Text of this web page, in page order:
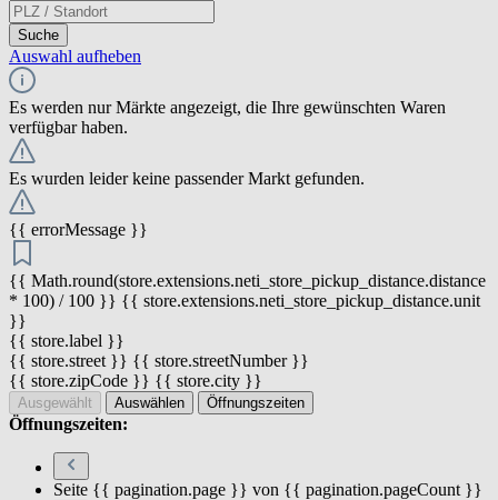
Suche
Auswahl aufheben
Es werden nur Märkte angezeigt, die Ihre gewünschten Waren
verfügbar haben.
Es wurden leider keine passender Markt gefunden.
{{ errorMessage }}
{{ Math.round(store.extensions.neti_store_pickup_distance.distance
* 100) / 100 }} {{ store.extensions.neti_store_pickup_distance.unit
}}
{{ store.label }}
{{ store.street }} {{ store.streetNumber }}
{{ store.zipCode }} {{ store.city }}
Ausgewählt Auswählen Öffnungszeiten
Öffnungszeiten:
Seite {{ pagination.page }} von {{ pagination.pageCount }}